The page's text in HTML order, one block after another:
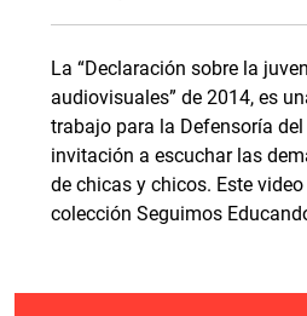
La “Declaración sobre la
audiovisuales” de 2014, es
trabajo para la Defensoría
invitación a escuchar las
de chicas y chicos. Este
colección Seguimos